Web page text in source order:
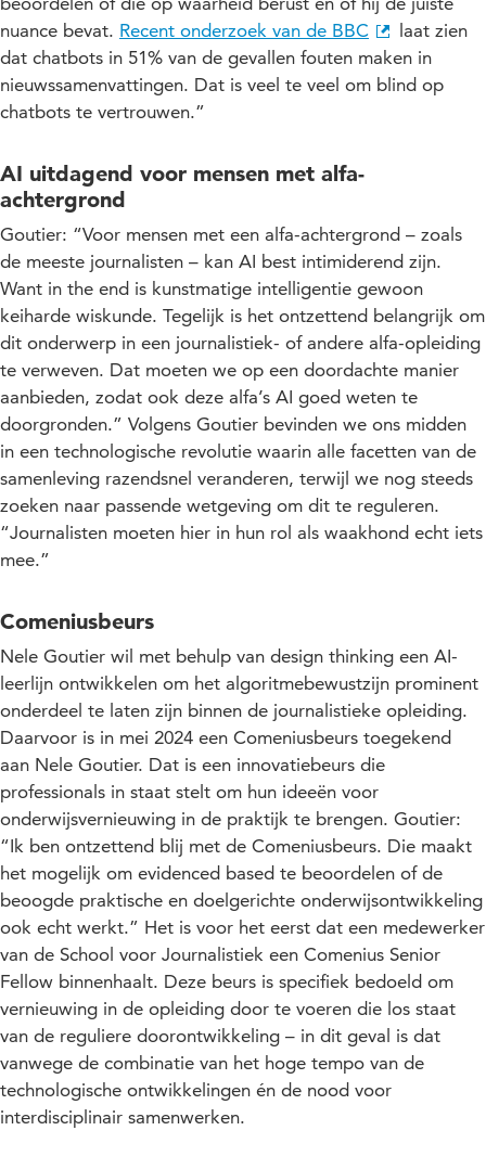
nuance bevat. Recent onderzoek van de BBC
laat zien
dat chatbots in 51% van de gevallen fouten maken in
nieuwssamenvattingen. Dat is veel te veel om blind op
chatbots te vertrouwen.”
AI uitdagend voor mensen met alfa-
achtergrond
Goutier: “Voor mensen met een alfa-achtergrond – zoals
de meeste journalisten – kan AI best intimiderend zijn.
Want in the end is kunstmatige intelligentie gewoon
keiharde wiskunde. Tegelijk is het ontzettend belangrijk om
dit onderwerp in een journalistiek- of andere alfa-opleiding
te verweven. Dat moeten we op een doordachte manier
aanbieden, zodat ook deze alfa’s AI goed weten te
doorgronden.” Volgens Goutier bevinden we ons midden
in een technologische revolutie waarin alle facetten van de
samenleving razendsnel veranderen, terwijl we nog steeds
zoeken naar passende wetgeving om dit te reguleren.
“Journalisten moeten hier in hun rol als waakhond echt iets
mee.”
Comeniusbeurs
Nele Goutier wil met behulp van design thinking een AI-
leerlijn ontwikkelen om het algoritmebewustzijn prominent
onderdeel te laten zijn binnen de journalistieke opleiding.
Daarvoor is in mei 2024 een Comeniusbeurs toegekend
aan Nele Goutier. Dat is een innovatiebeurs die
professionals in staat stelt om hun ideeën voor
onderwijsvernieuwing in de praktijk te brengen. Goutier:
“Ik ben ontzettend blij met de Comeniusbeurs. Die maakt
het mogelijk om evidenced based te beoordelen of de
beoogde praktische en doelgerichte onderwijsontwikkeling
ook echt werkt.” Het is voor het eerst dat een medewerker
van de School voor Journalistiek een Comenius Senior
Fellow binnenhaalt. Deze beurs is specifiek bedoeld om
vernieuwing in de opleiding door te voeren die los staat
van de reguliere doorontwikkeling – in dit geval is dat
vanwege de combinatie van het hoge tempo van de
technologische ontwikkelingen én de nood voor
interdisciplinair samenwerken.